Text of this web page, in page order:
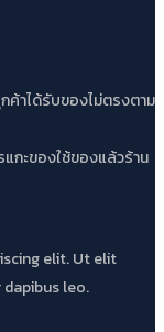
ค้าได้รับของไม่ตรงตาม
กะของใช้ของแล้วร้าน
elit. Ut elit
leo.